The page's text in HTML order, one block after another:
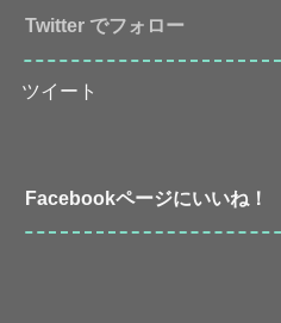
Twitter でフォロー
ツイート
Facebookページにいいね！